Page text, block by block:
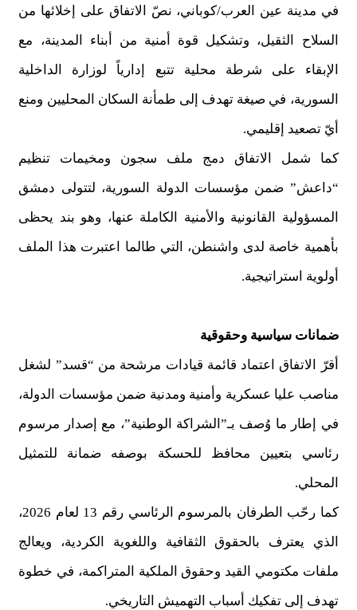
في مدينة عين العرب/كوباني، نصّ الاتفاق على إخلائها من
السلاح الثقيل، وتشكيل قوة أمنية من أبناء المدينة، مع
الإبقاء على شرطة محلية تتبع إدارياً لوزارة الداخلية
السورية، في صيغة تهدف إلى طمأنة السكان المحليين ومنع
أيّ تصعيد إقليمي.
كما شمل الاتفاق دمج ملف سجون ومخيمات تنظيم
“داعش” ضمن مؤسسات الدولة السورية، لتتولى دمشق
المسؤولية القانونية والأمنية الكاملة عنها، وهو بند يحظى
بأهمية خاصة لدى واشنطن، التي طالما اعتبرت هذا الملف
أولوية استراتيجية.
ضمانات سياسية وحقوقية
أقرّ الاتفاق اعتماد قائمة قيادات مرشحة من “قسد” لشغل
مناصب عليا عسكرية وأمنية ومدنية ضمن مؤسسات الدولة،
في إطار ما وُصف بـ”الشراكة الوطنية”، مع إصدار مرسوم
رئاسي بتعيين محافظ للحسكة بوصفه ضمانة للتمثيل
المحلي.
كما رحّب الطرفان بالمرسوم الرئاسي رقم 13 لعام 2026،
الذي يعترف بالحقوق الثقافية واللغوية الكردية، ويعالج
ملفات مكتومي القيد وحقوق الملكية المتراكمة، في خطوة
تهدف إلى تفكيك أسباب التهميش التاريخي.